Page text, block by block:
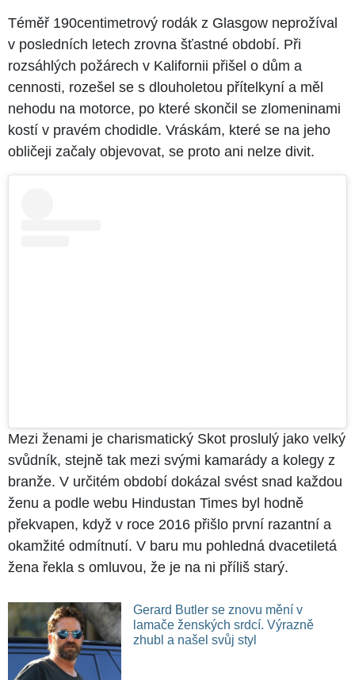
Téměř 190centimetrový rodák z Glasgow neprožíval
v posledních letech zrovna šťastné období. Při
rozsáhlých požárech v Kalifornii přišel o dům a
cennosti, rozešel se s dlouholetou přítelkyní a měl
nehodu na motorce, po které skončil se zlomeninami
kostí v pravém chodidle. Vráskám, které se na jeho
obličeji začaly objevovat, se proto ani nelze divit.
Mezi ženami je charismatický Skot proslulý jako velký
svůdník, stejně tak mezi svými kamarády a kolegy z
branže. V určitém období dokázal svést snad každou
ženu a podle webu Hindustan Times byl hodně
překvapen, když v roce 2016 přišlo první razantní a
okamžité odmítnutí. V baru mu pohledná dvacetiletá
žena řekla s omluvou, že je na ni příliš starý.
Gerard Butler se znovu mění v
lamače ženských srdcí. Výrazně
zhubl a našel svůj styl